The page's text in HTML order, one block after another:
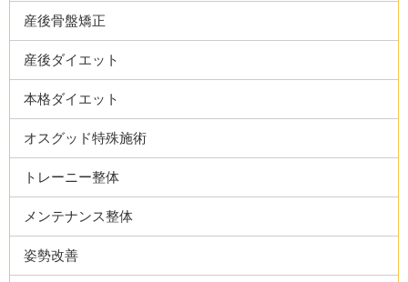
産後骨盤矯正
産後ダイエット
本格ダイエット
オスグッド特殊施術
トレーニー整体
メンテナンス整体
姿勢改善